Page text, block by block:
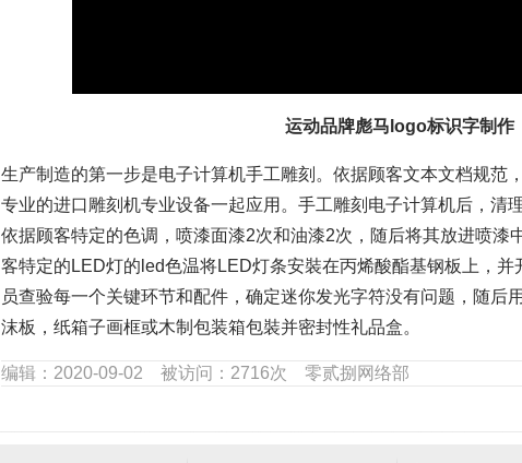
运动品牌彪马logo标识字制作
生产制造的第一步是电子计算机手工雕刻。依据顾客文本文档规范
专业的进口雕刻机专业设备一起应用。手工雕刻电子计算机后，清
依据顾客特定的色调，喷漆面漆2次和油漆2次，随后将其放进喷漆
客特定的LED灯的led色温将LED灯条安裝在丙烯酸酯基钢板上，并
员查验每一个关键环节和配件，确定迷你发光字符没有问题，随后
沫板，纸箱子画框或木制包装箱包裝并密封性礼品盒。
编辑：2020-09-02 被访问：2716次 零贰捌网络部